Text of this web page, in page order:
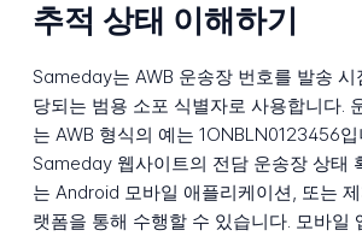
추적 상태 이해하기
Sameday는 AWB 운송장 번호를 발송
당되는 범용 소포 식별자로 사용합니다.
는 AWB 형식의 예는 1ONBLN0123456
Sameday 웹사이트의 전담 운송장 상태
는 Android 모바일 애플리케이션, 또는
랫폼을 통해 수행할 수 있습니다. 모바일